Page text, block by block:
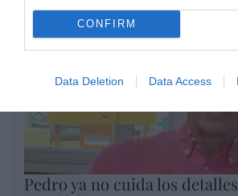
CONFIRM
Data Deletion Data Access
Pedro ya no cuida los detalles